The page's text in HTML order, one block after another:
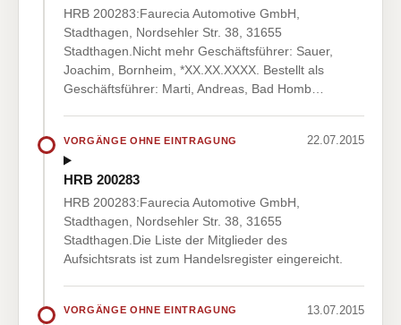
HRB 200283:Faurecia Automotive GmbH,
Stadthagen, Nordsehler Str. 38, 31655
Stadthagen.Nicht mehr Geschäftsführer: Sauer,
Joachim, Bornheim, *XX.XX.XXXX. Bestellt als
Geschäftsführer: Marti, Andreas, Bad Homb…
VORGÄNGE OHNE EINTRAGUNG 22.07.2015
HRB 200283
HRB 200283:Faurecia Automotive GmbH,
Stadthagen, Nordsehler Str. 38, 31655
Stadthagen.Die Liste der Mitglieder des
Aufsichtsrats ist zum Handelsregister eingereicht.
VORGÄNGE OHNE EINTRAGUNG 13.07.2015